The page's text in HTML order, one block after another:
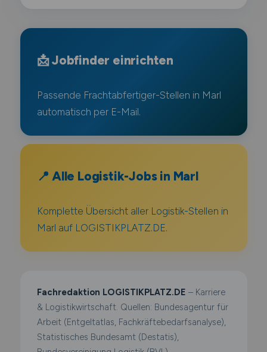
📩 Jobfinder einrichten
Passende Frachtabfertiger-Stellen in Marl
automatisch per E-Mail.
📍 Alle Logistik-Jobs in Marl
Komplette Übersicht aller Logistik-Stellen in
Marl auf LOGISTIKPLATZ.DE.
Fachredaktion LOGISTIKPLATZ.DE – Karriere
& Logistikwirtschaft. Quellen: Bundesagentur für
Arbeit (Entgeltatlas, Fachkräftebedarfsanalyse),
Statistisches Bundesamt (Destatis),